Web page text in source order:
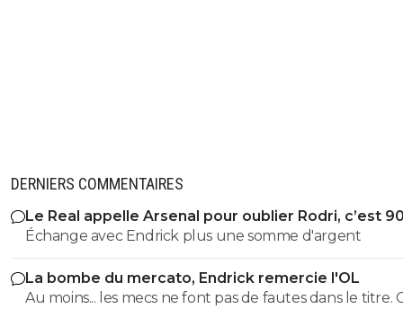
DERNIERS COMMENTAIRES
Le Real appelle Arsenal pour oublier Rodri, c’est
Échange avec Endrick plus une somme d'argent
La bombe du mercato, Endrick remercie l'OL
Au moins... les mecs ne font pas de fautes dans le titre.